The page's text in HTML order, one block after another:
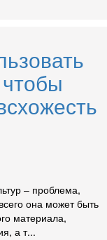
– проблема,
она может быть
материала,
а т...